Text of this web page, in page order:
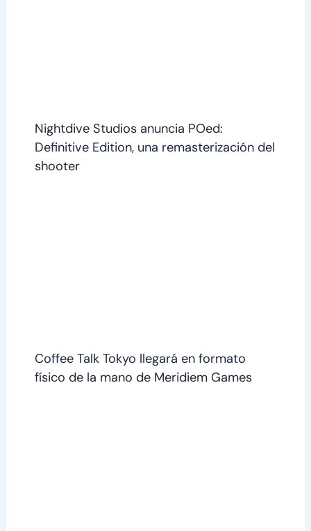
Nightdive Studios anuncia POed:
Definitive Edition, una remasterización del
shooter
Coffee Talk Tokyo llegará en formato
físico de la mano de Meridiem Games